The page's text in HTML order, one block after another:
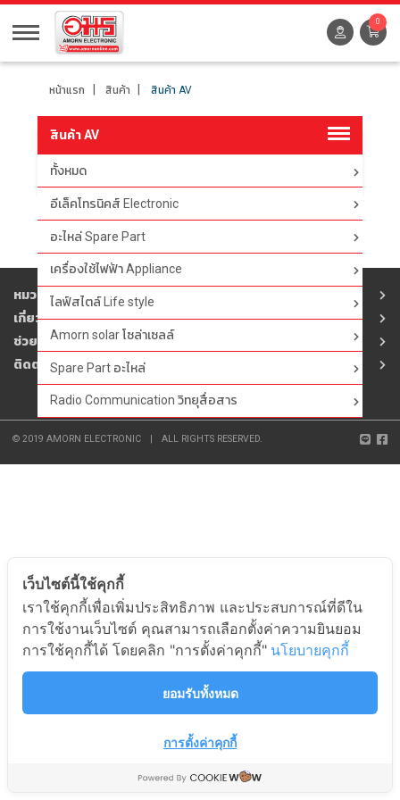
0
หน้าแรก สินค้า สินค้า AV
สินค้า AV
ทั้งหมด
อีเล็คโทรนิคส์ Electronic
อะไหล่ Spare Part
เครื่องใช้ไฟฟ้า Appliance
ไลฟ์สไตล์ Life style
Amorn solar โซล่าเซลล์
Spare Part อะไหล่
Radio Communication วิทยุสื่อสาร
ตัวกรอง
หมวดสินค้า
เกี่ยวกับอมร
ช่วยเหลือ
ติดต่ออมร
© 2019 AMORN ELECTRONIC ALL RIGHTS RESERVED.
เว็บไซต์นี้ใช้คุกกี้
เราใช้คุกกี้เพื่อเพิ่มประสิทธิภาพ และประสบการณ์ที่ดีใน
การใช้งานเว็บไซต์ คุณสามารถเลือกตั้งค่าความยินยอม
การใช้คุกกี้ได้ โดยคลิก "การตั้งค่าคุกกี้" นโยบายคุกกี้
ยอมรับทั้งหมด
การตั้งค่าคุกกี้